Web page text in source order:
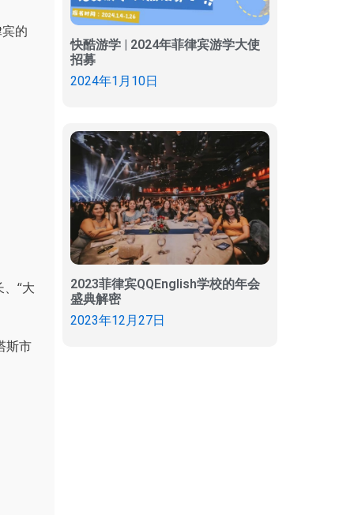
的
“大
斯市
快酷游学 | 2024年菲律宾游学大使
招募
2024年1月10日
2023菲律宾QQEnglish学校的年会
盛典解密
2023年12月27日